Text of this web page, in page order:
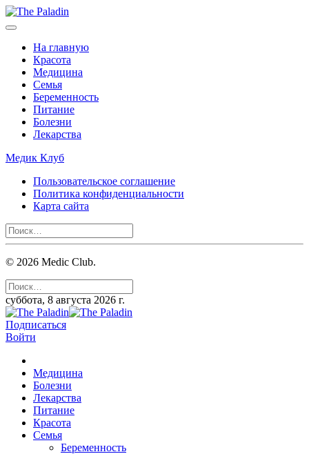
На главную
Красота
Медицина
Семья
Беременность
Питание
Болезни
Лекарства
Медик Клуб
Пользовательское соглашение
Политика конфиденциальности
Карта сайта
© 2026 Medic Club.
суббота, 8 августа 2026 г.
Подписаться
Войти
Медицина
Болезни
Лекарства
Питание
Красота
Семья
Беременность